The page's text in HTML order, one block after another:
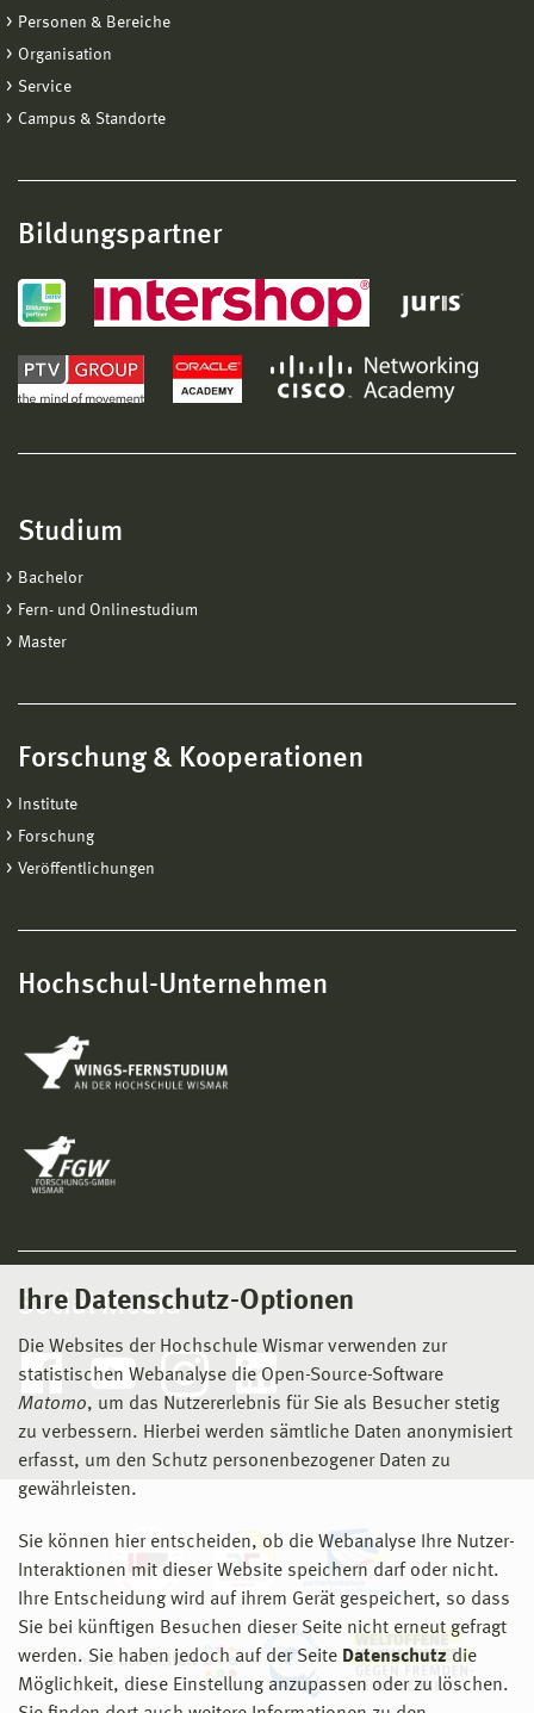
Ihre Datenschutz-Optionen
Die Websites der Hochschule Wismar verwenden zur
statistischen Webanalyse die Open-Source-Software
Matomo, um das Nutzererlebnis für Sie als Besucher stetig
zu verbessern. Hierbei werden sämtliche Daten anonymisiert
erfasst, um den Schutz personenbezogener Daten zu
gewährleisten.
Sie können hier entscheiden, ob die Webanalyse Ihre Nutzer-
Interaktionen mit dieser Website speichern darf oder nicht.
Ihre Entscheidung wird auf ihrem Gerät gespeichert, so dass
Sie bei künftigen Besuchen dieser Seite nicht erneut gefragt
werden. Sie haben jedoch auf der Seite Datenschutz die
Möglichkeit, diese Einstellung anzupassen oder zu löschen.
Personen & Bereiche
Organisation
Service
Campus & Standorte
Bildungspartner
Studium
Bachelor
Fern- und Onlinestudium
Master
Forschung & Kooperationen
Institute
Forschung
Veröffentlichungen
Hochschul-Unternehmen
Social Media